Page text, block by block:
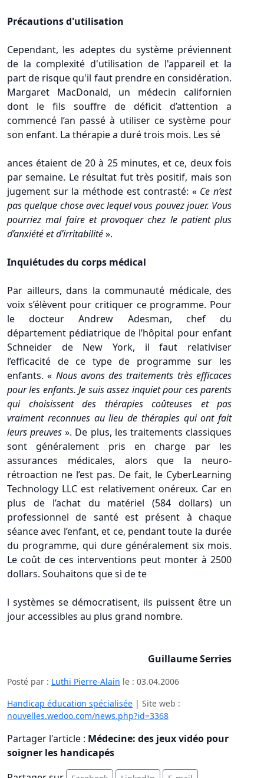
Précautions d'utilisation
Cependant, les adeptes du système préviennent
de la complexité d'utilisation de l'appareil et la
part de risque qu'il faut prendre en considération.
Margaret MacDonald, un médecin californien
dont le fils souffre de déficit d’attention a
commencé l’an passé à utiliser ce système pour
son enfant. La thérapie a duré trois mois. Les sé
ances étaient de 20 à 25 minutes, et ce, deux fois
par semaine. Le résultat fut très positif, mais son
jugement sur la méthode est contrasté: « Ce n’est
pas quelque chose avec lequel vous pouvez jouer. Vous
pourriez mal faire et provoquer chez le patient plus
d’anxiété et d’irritabilité».
Inquiétudes du corps médical
Par ailleurs, dans la communauté médicale, des
voix s’élèvent pour critiquer ce programme. Pour
le docteur Andrew Adesman, chef du
département pédiatrique de l’hôpital pour enfant
Schneider de New York, il faut relativiser
l’efficacité de ce type de programme sur les
enfants. « Nous avons des traitements très efficaces
pour les enfants. Je suis assez inquiet pour ces parents
qui choisissent des thérapies coûteuses et pas
vraiment reconnues au lieu de thérapies qui ont fait
leurs preuves ». De plus, les traitements classiques
sont généralement pris en charge par les
assurances médicales, alors que la neuro-
rétroaction ne l’est pas. De fait, le CyberLearning
Technology LLC est relativement onéreux. Car en
plus de l’achat du matériel (584 dollars) un
professionnel de santé est présent à chaque
séance avec l’enfant, et ce, pendant toute la durée
du programme, qui dure généralement six mois.
Le coût de ces interventions peut monter à 2500
dollars. Souhaitons que si de te
l systèmes se démocratisent, ils puissent être un
jour accessibles au plus grand nombre.
Guillaume Serries
Posté par : Luthi Pierre-Alain le : 03.04.2006
Handicap éducation spécialisée | Site web :
nouvelles.wedoo.com/news.php?id=3368
Partager l'article : Médecine: des jeux vidéo pour
soigner les handicapés